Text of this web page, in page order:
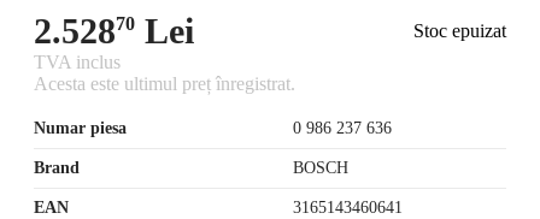
2.52870 Lei
Stoc epuizat
TVA inclus
Acesta este ultimul preț înregistrat.
Numar piesa 0 986 237 636
Brand BOSCH
EAN 3165143460641